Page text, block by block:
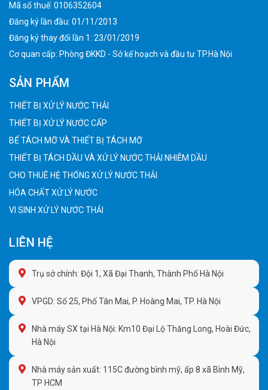
Mã số thuế: 0106352604
Đăng ký lần đầu: 01/11/2013
Đăng ký thay đổi lần 1: 23/01/2019
Cơ quan cấp: Phòng ĐKKD - Sở kế hoạch và đầu tư TP.Hà Nội
SẢN PHẨM
THIẾT BỊ XỬ LÝ NƯỚC THẢI
THIẾT BỊ XỬ LÝ NƯỚC CẤP
BỂ TÁCH MỠ VÀ THIẾT BỊ TÁCH MỠ
THIẾT BỊ TÁCH DẦU VÀ XỬ LÝ NƯỚC THẢI NHIỄM DẦU
CHO THUÊ HỆ THỐNG XỬ LÝ NƯỚC THẢI
HÓA CHẤT XỬ LÝ NƯỚC
VI SINH XỬ LÝ NƯỚC THẢI
LIÊN HỆ
Trụ sở chính: Đội 1, Xã Đại Thanh, Thành Phố Hà Nội
VPGD: Số 25, Phố Tân Mai, P. Hoàng Mai, TP. Hà Nội
Nhà máy SX tại Hà Nội: Km10 Đại Lộ Thăng Long, Hoài Đức,
Hà Nội
Nhà máy sản xuất: 115C đường bình mỹ, ấp 8 xã Bình Mỹ,
TP HCM